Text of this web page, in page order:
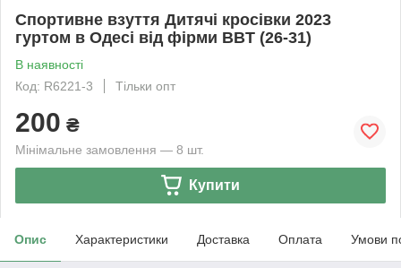
Спортивне взуття Дитячі кросівки 2023
гуртом в Одесі від фірми BBT (26-31)
В наявності
Код: R6221-3
Тільки опт
200 ₴
Мінімальне замовлення — 8 шт.
Купити
Опис Характеристики Доставка Оплата Умови